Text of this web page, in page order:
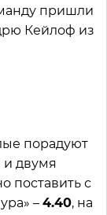
пришли
Кейлоф из
порадуют
двумя
поставить с
– 4.40, на